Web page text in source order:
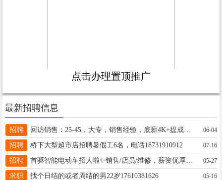
点击办理置顶推广
最新招聘信息
招聘 回访销售：25-45，大专，销售经验，底薪4K+提成，综合8K+ 白班公休6-8天+社保，王女士19831922029 06-04
招聘 桥下大型超市店招聘暑假工6名，电话18731910912 07-16
招聘 首驱智能电动车招人啦✨销售/店员/维修，薪资优厚，多劳多得，晋升空间大。有意直接致电:13315911162 05-27
求职 找个日结的或者周结的男22岁17610381626 05-16